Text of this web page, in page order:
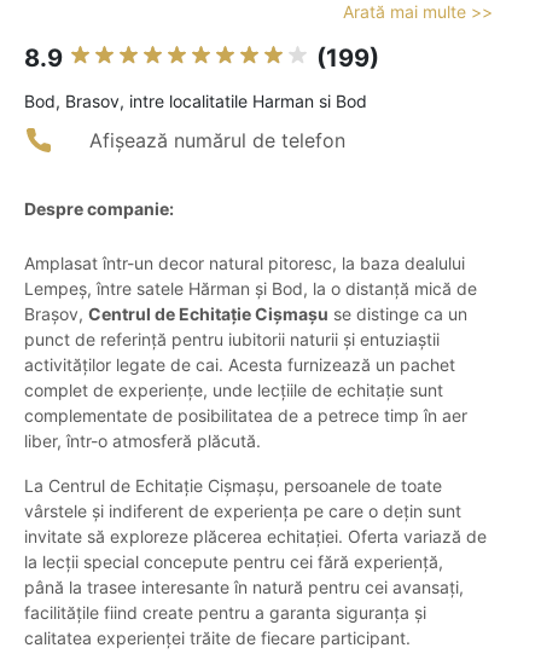
Arată mai multe >>
8.9 (199)
Bod, Brasov, intre localitatile Harman si Bod
Afișează numărul de telefon
Despre companie:
Amplasat într-un decor natural pitoresc, la baza dealului
Lempeș, între satele Hărman și Bod, la o distanță mică de
Brașov, Centrul de Echitație Cișmașu se distinge ca un
punct de referință pentru iubitorii naturii și entuziaștii
activităților legate de cai. Acesta furnizează un pachet
complet de experiențe, unde lecțiile de echitație sunt
complementate de posibilitatea de a petrece timp în aer
liber, într-o atmosferă plăcută.
La Centrul de Echitație Cișmașu, persoanele de toate
vârstele și indiferent de experiența pe care o dețin sunt
invitate să exploreze plăcerea echitației. Oferta variază de
la lecții special concepute pentru cei fără experiență,
până la trasee interesante în natură pentru cei avansați,
facilitățile fiind create pentru a garanta siguranța și
calitatea experienței trăite de fiecare participant.